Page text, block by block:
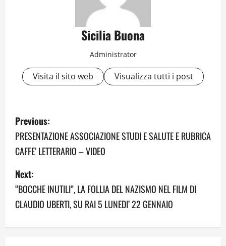
Sicilia Buona
Administrator
Visita il sito web Visualizza tutti i post
P
o
s
t
n
a
Previous:
PRESENTAZIONE ASSOCIAZIONE STUDI E SALUTE E RUBRICA
CAFFE’ LETTERARIO – VIDEO
Next:
“BOCCHE INUTILI”, LA FOLLIA DEL NAZISMO NEL FILM DI
CLAUDIO UBERTI, SU RAI 5 LUNEDI’ 22 GENNAIO